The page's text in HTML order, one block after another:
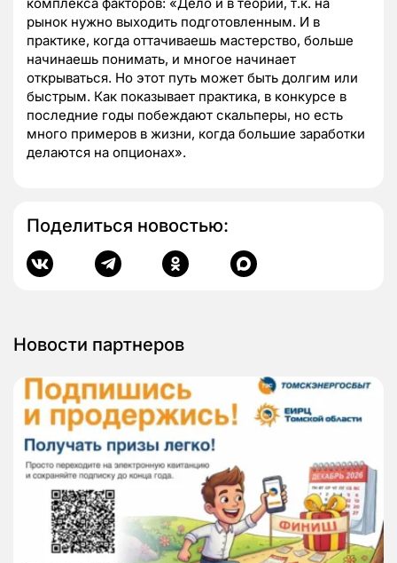
комплекса факторов: «Дело и в теории, т.к. на
рынок нужно выходить подготовленным. И в
практике, когда оттачиваешь мастерство, больше
начинаешь понимать, и многое начинает
открываться. Но этот путь может быть долгим или
быстрым. Как показывает практика, в конкурсе в
последние годы побеждают скальперы, но есть
много примеров в жизни, когда большие заработки
делаются на опционах».
Поделиться новостью:
Новости партнеров